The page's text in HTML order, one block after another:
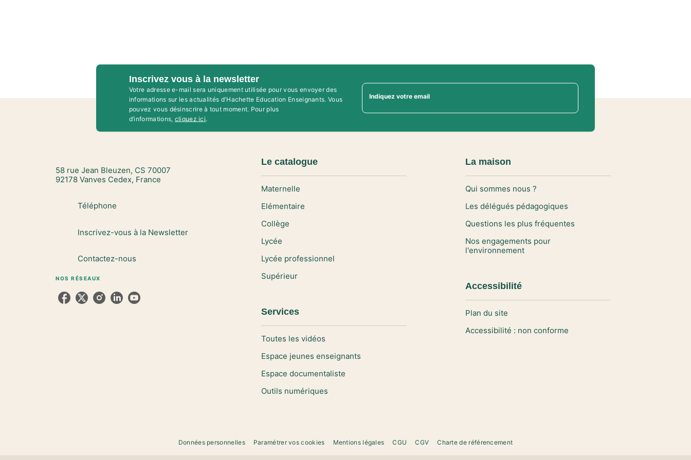
Inscrivez vous à la newsletter
Votre adresse e-mail sera uniquement utilisée pour vous envoyer des
informations sur les actualités d'Hachette Education Enseignants. Vous
pouvez vous désinscrire à tout moment. Pour plus
d’informations, cliquez ici.
Indiquez votre email
58 rue Jean Bleuzen, CS 70007
92178 Vanves Cedex, France
Téléphone
Inscrivez-vous à la Newsletter
Contactez-nous
NOS RÉSEAUX
Le catalogue
Maternelle
Elémentaire
Collège
Lycée
Lycée professionnel
Supérieur
Services
Toutes les vidéos
Espace jeunes enseignants
Espace documentaliste
Outils numériques
La maison
Qui sommes nous ?
Les délégués pédagogiques
Questions les plus fréquentes
Nos engagements pour
l'environnement
Accessibilité
Plan du site
Accessibilité : non conforme
Données personnelles Paramétrer vos cookies Mentions légales CGU CGV Charte de référencement